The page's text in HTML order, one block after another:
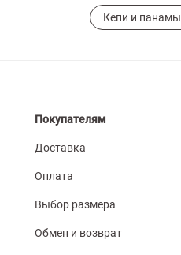
Кепи и панамы
Покупателям
Доставка
Оплата
Выбор размера
Обмен и возврат